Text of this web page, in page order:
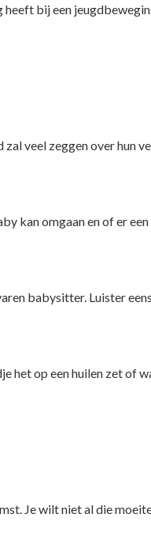
heeft bij een
veel zeggen over hun
kan omgaan en of er een
babysitter. Luister
het op een huilen zet of
Je wilt niet al die